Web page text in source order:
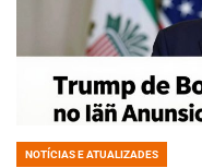
POSTED
NOTÍCIAS E ATUALIZADES